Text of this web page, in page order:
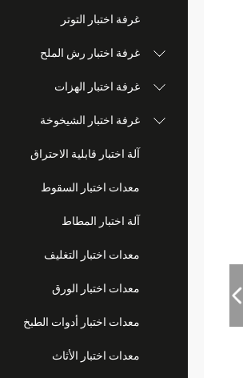
غرفة اختبار التوتر
غرفة اختبار رش الملح
غرفة اختبار الهزات
غرفة اختبار الشيخوخة
آلة اختبار قابلية الاحتراق
معدات اختبار السقوط
آلة اختبار المطاط
معدات اختبار التغليف
معدات اختبار الورق
معدات اختبار أدوات الطبخ
معدات اختبار الأثاث